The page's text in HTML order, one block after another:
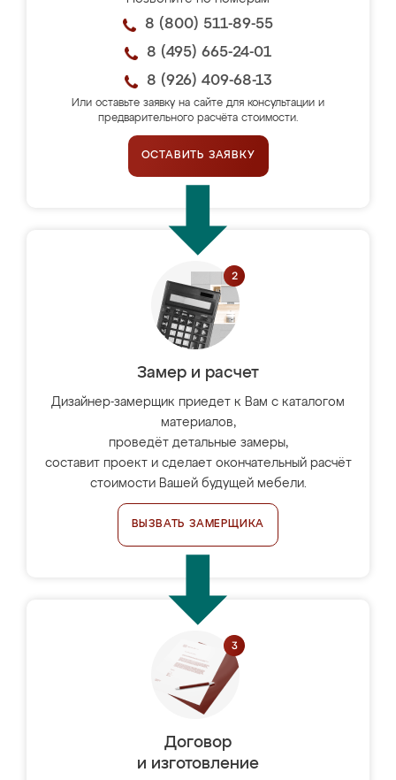
8 (800) 511-89-55
8 (495) 665-24-01
8 (926) 409-68-13
Или оставьте заявку на сайте для консультации и
предварительного расчёта стоимости.
ОСТАВИТЬ ЗАЯВКУ
Замер и расчет
Дизайнер-замерщик приедет к Вам с каталогом
материалов,
проведёт детальные замеры,
составит проект и сделает окончательный расчёт
стоимости Вашей будущей мебели.
ВЫЗВАТЬ ЗАМЕРЩИКА
Договор
и изготовление